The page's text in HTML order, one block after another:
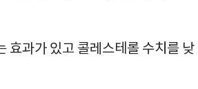
효과가 있고 콜레스테롤 수치를 낮